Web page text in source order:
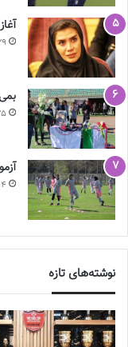
آزمون 28 بازیکن را
نوشته‌های تازه